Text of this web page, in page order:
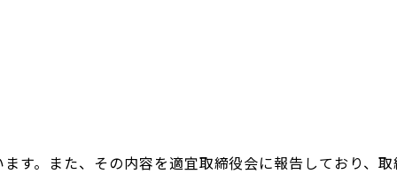
た、その内容を適宜取締役会に報告して